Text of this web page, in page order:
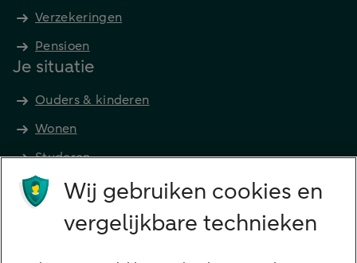
Verzekeringen
Pensioen
Je situatie
Ouders & kinderen
Wonen
Studeren
Preferred Banking
Wij gebruiken cookies en
vergelijkbare technieken